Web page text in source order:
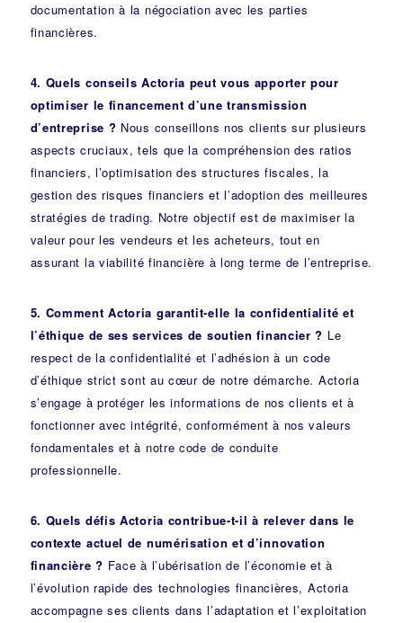
documentation à la négociation avec les parties
financières.
4. Quels conseils Actoria peut vous apporter pour
optimiser le financement d’une transmission
d’entreprise ? Nous conseillons nos clients sur plusieurs
aspects cruciaux, tels que la compréhension des ratios
financiers, l’optimisation des structures fiscales, la
gestion des risques financiers et l’adoption des meilleures
stratégies de trading. Notre objectif est de maximiser la
valeur pour les vendeurs et les acheteurs, tout en
assurant la viabilité financière à long terme de l’entreprise.
5. Comment Actoria garantit-elle la confidentialité et
l’éthique de ses services de soutien financier ? Le
respect de la confidentialité et l’adhésion à un code
d’éthique strict sont au cœur de notre démarche. Actoria
s’engage à protéger les informations de nos clients et à
fonctionner avec intégrité, conformément à nos valeurs
fondamentales et à notre code de conduite
professionnelle.
6. Quels défis Actoria contribue-t-il à relever dans le
contexte actuel de numérisation et d’innovation
financière ? Face à l’ubérisation de l’économie et à
l’évolution rapide des technologies financières, Actoria
accompagne ses clients dans l’adaptation et l’exploitation